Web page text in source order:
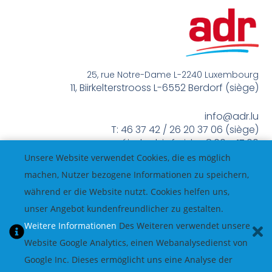
25, rue Notre-Dame L-2240 Luxembourg
11, Biirkelterstrooss L-6552 Berdorf (siège)
info@adr.lu
T: 46 37 42 / 26 20 37 06 (siège)
méindes bis freides 8:00 – 17:00
Unsere Website verwendet Cookies, die es möglich
machen, Nutzer bezogene Informationen zu speichern,
während er die Website nutzt. Cookies helfen uns,
unser Angebot kundenfreundlicher zu gestalten.
Weitere Informationen Des Weiteren verwendet unsere
Website Google Analytics, einen Webanalysedienst von
Google Inc. Dieses ermöglicht uns eine Analyse der